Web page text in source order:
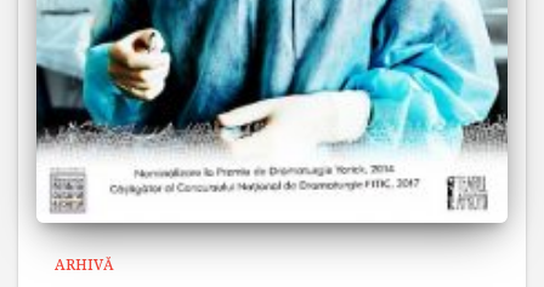
ARHIVĂ